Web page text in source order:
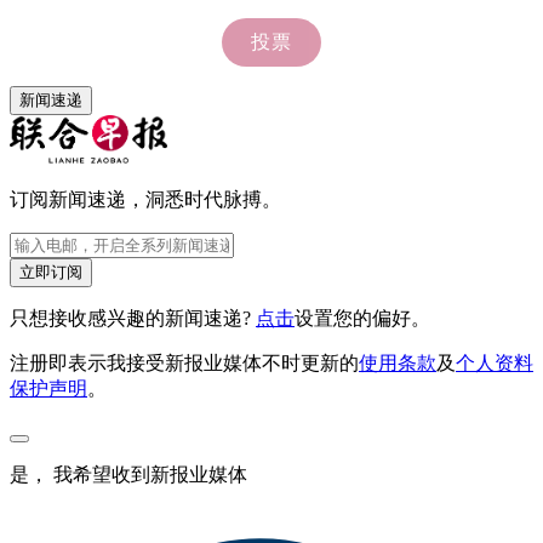
新闻速递
订阅新闻速递，洞悉时代脉搏。
立即订阅
只想接收感兴趣的新闻速递? 点击设置您的偏好。
注册即表示我接受新报业媒体不时更新的使用条款及个人资料
保护声明。
是， 我希望收到新报业媒体